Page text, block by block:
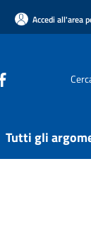
Accedi all'area
Tutti gli